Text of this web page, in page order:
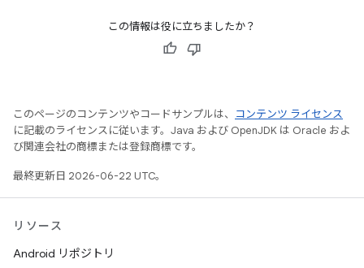
この情報は役に立ちましたか？
このページのコンテンツやコードサンプルは、
コンテンツ ライセンス
に記載のライセンスに従います。Java および OpenJDK は Oracle およ
び関連会社の商標または登録商標です。
最終更新日 2026-06-22 UTC。
リソース
Android リポジトリ